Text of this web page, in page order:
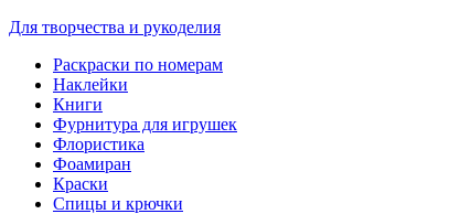
Для творчества и рукоделия
Раскраски по номерам
Наклейки
Книги
Фурнитура для игрушек
Флористика
Фоамиран
Краски
Спицы и крючки